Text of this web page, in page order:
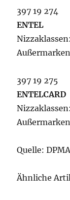
397 19 274
ENTEL
397 19 275
ENTELCARD
Quelle:
Ähnliche